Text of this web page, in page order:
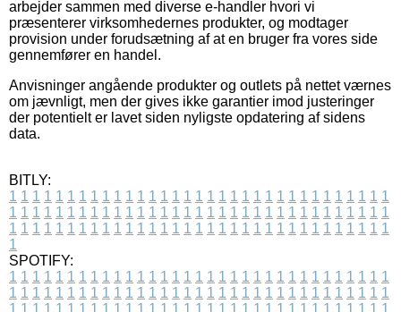
arbejder sammen med diverse e-handler hvori vi
præsenterer virksomhedernes produkter, og modtager
provision under forudsætning af at en bruger fra vores side
gennemfører en handel.
Anvisninger angående produkter og outlets på nettet værnes
om jævnligt, men der gives ikke garantier imod justeringer
der potentielt er lavet siden nyligste opdatering af sidens
data.
BITLY:
1 1 1 1 1 1 1 1 1 1 1 1 1 1 1 1 1 1 1 1 1 1 1 1 1 1 1 1 1 1 1 1 1
1 1 1 1 1 1 1 1 1 1 1 1 1 1 1 1 1 1 1 1 1 1 1 1 1 1 1 1 1 1 1 1 1
1 1 1 1 1 1 1 1 1 1 1 1 1 1 1 1 1 1 1 1 1 1 1 1 1 1 1 1 1 1 1 1 1
1
SPOTIFY:
1 1 1 1 1 1 1 1 1 1 1 1 1 1 1 1 1 1 1 1 1 1 1 1 1 1 1 1 1 1 1 1 1
1 1 1 1 1 1 1 1 1 1 1 1 1 1 1 1 1 1 1 1 1 1 1 1 1 1 1 1 1 1 1 1 1
1 1 1 1 1 1 1 1 1 1 1 1 1 1 1 1 1 1 1 1 1 1 1 1 1 1 1 1 1 1 1 1 1